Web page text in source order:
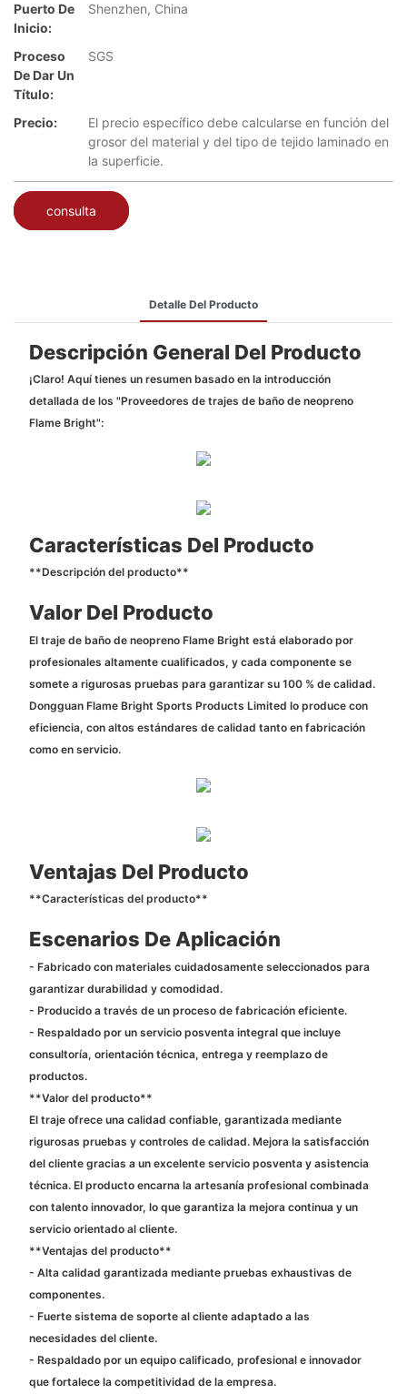
Puerto De
Inicio:
Shenzhen, China
Proceso
De Dar Un
Título:
SGS
Precio:
El precio específico debe calcularse en función del
grosor del material y del tipo de tejido laminado en
la superficie.
consulta
Detalle Del Producto
Descripción General Del Producto
¡Claro! Aquí tienes un resumen basado en la introducción
detallada de los "Proveedores de trajes de baño de neopreno
Flame Bright":
Características Del Producto
**Descripción del producto**
Valor Del Producto
El traje de baño de neopreno Flame Bright está elaborado por
profesionales altamente cualificados, y cada componente se
somete a rigurosas pruebas para garantizar su 100 % de calidad.
Dongguan Flame Bright Sports Products Limited lo produce con
eficiencia, con altos estándares de calidad tanto en fabricación
como en servicio.
Ventajas Del Producto
**Características del producto**
Escenarios De Aplicación
- Fabricado con materiales cuidadosamente seleccionados para
garantizar durabilidad y comodidad.
- Producido a través de un proceso de fabricación eficiente.
- Respaldado por un servicio posventa integral que incluye
consultoría, orientación técnica, entrega y reemplazo de
productos.
**Valor del producto**
El traje ofrece una calidad confiable, garantizada mediante
rigurosas pruebas y controles de calidad. Mejora la satisfacción
del cliente gracias a un excelente servicio posventa y asistencia
técnica. El producto encarna la artesanía profesional combinada
con talento innovador, lo que garantiza la mejora continua y un
servicio orientado al cliente.
**Ventajas del producto**
- Alta calidad garantizada mediante pruebas exhaustivas de
componentes.
- Fuerte sistema de soporte al cliente adaptado a las
necesidades del cliente.
- Respaldado por un equipo calificado, profesional e innovador
que fortalece la competitividad de la empresa.